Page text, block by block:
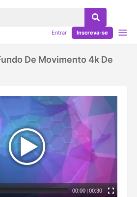
Entrar Inscreva-se
De Movimento 4k De
00:00 | 00:30